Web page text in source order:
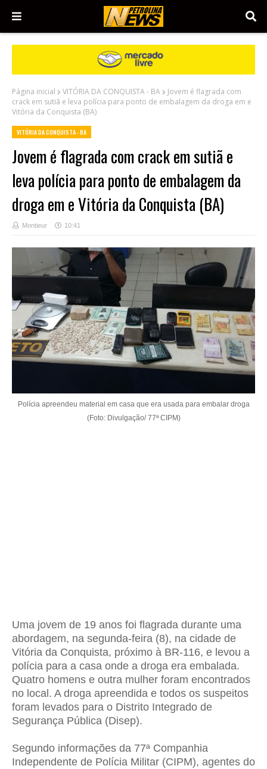
Página inicial VITÓRIA DA CONQUISTA - BA
Jovem é flagrada com
crack em sutiã e leva polícia para ponto de embalagem da droga em e
Vitória da Conquista (BA)
VITÓRIA DA CONQUISTA - BA
Jovem é flagrada com crack em sutiã e
leva polícia para ponto de embalagem da
droga em e Vitória da Conquista (BA)
Montieur 10:41
Polícia apreendeu material em casa que era usada para embalar droga
(Foto: Divulgação/ 77ª CIPM)
Uma jovem de 19 anos foi flagrada durante uma
abordagem, na segunda-feira (8), na cidade de
Vitória da Conquista, próximo à BR-116, e levou a
polícia para a casa onde a droga era embalada.
Quatro homens e outra mulher foram encontrados
no local. A droga apreendida e todos os suspeitos
foram levados para o Distrito Integrado de
Segurança Pública (Disep).
Segundo informações da 77ª Companhia
Independente de Polícia Militar (CIPM), agentes do